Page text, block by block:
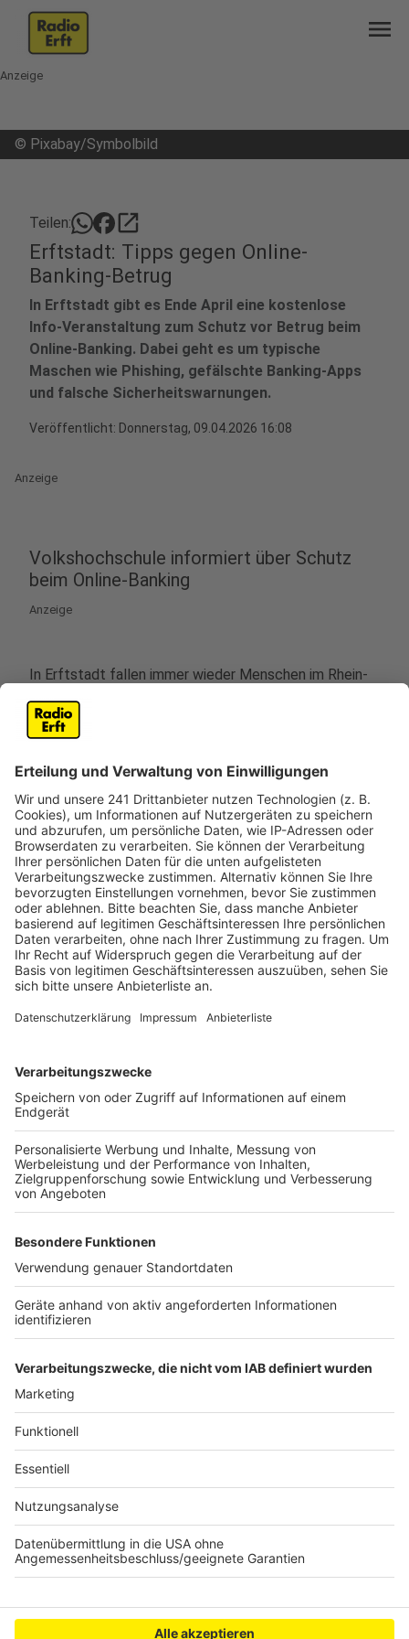
menu
Anzeige
© Pixabay/Symbolbild
Teilen: open_in_new
Erftstadt: Tipps gegen Online-
Banking-Betrug
In Erftstadt gibt es Ende April eine kostenlose
Info-Veranstaltung zum Schutz vor Betrug beim
Online-Banking. Dabei geht es um typische
Maschen wie Phishing, gefälschte Banking-Apps
und falsche Sicherheitswarnungen.
Veröffentlicht: Donnerstag, 09.04.2026 16:08
Anzeige
Volkshochschule informiert über Schutz
beim Online-Banking
Anzeige
In Erftstadt fallen immer wieder Menschen im Rhein-
Erft-Kreis auf Betrugsmaschen beim Online-Banking
herein. Kriminelle geben sich dabei zum Beispiel als
Bankberater aus, um an geheime Bankdaten zu
kommen.
Die Volkshochschule Erftstadt bietet deshalb am
Mittwoch (22.04.) die Info-Veranstaltung „Vorsicht
Falle! Sicherheit beim Online-Banking“ an. Dort erklärt
Michael Falderbaum von der Volksbank Rhein-Erft-
Köln gängige Tricks wie Phishing, Fake-Banking-Apps
und angebliche Sicherheitswarnungen.
Außerdem gibt er Hinweise, wie verdächtige
Situationen früh erkannt werden können und wie sich
Nutzer beim Online-Banking besser schützen können.
Die Veranstaltung ist kostenlos. Wer teilnehmen
Volkshochschuleoder per E-Mail an info@vhs-
erftstadt.de.
Weitere Themen von Rhein und Erft
Köln bleibt Hochburg für Taschendiebe
Große Bundeswehr-Übung auch im Rhein-Erft-
Kreis
Brühl will "Schwammstadt" werden
Anzeige
Anzeige